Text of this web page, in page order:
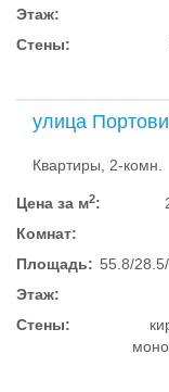
Этаж:
Стены:
улица
Квартиры, 2-комн.
Цена за м2:
Комнат:
Площадь: 55.8/
Этаж:
Стены: